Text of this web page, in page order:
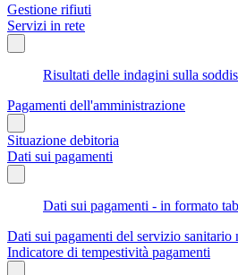
Gestione rifiuti
Servizi in rete
Risultati delle indagini sulla
Pagamenti dell'amministrazione
Situazione debitoria
Dati sui pagamenti
Dati sui pagamenti - in formato
Dati sui pagamenti del servizio sanitario
Indicatore di tempestività pagamenti